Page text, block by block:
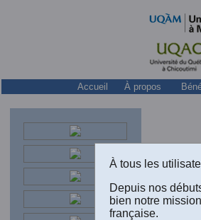
Accueil À propos
À tous les
Depuis nos
bien notre
française.